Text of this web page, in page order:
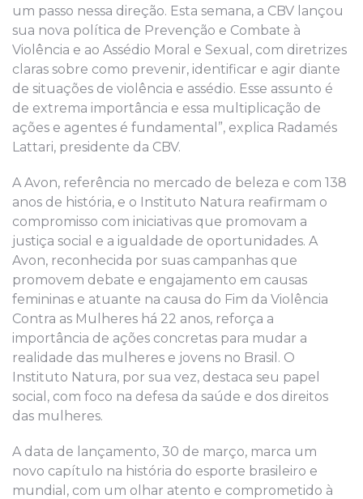
um passo nessa direção. Esta semana, a CBV lançou
sua nova política de Prevenção e Combate à
Violência e ao Assédio Moral e Sexual, com diretrizes
claras sobre como prevenir, identificar e agir diante
de situações de violência e assédio. Esse assunto é
de extrema importância e essa multiplicação de
ações e agentes é fundamental”, explica Radamés
Lattari, presidente da CBV.
A Avon, referência no mercado de beleza e com 138
anos de história, e o Instituto Natura reafirmam o
compromisso com iniciativas que promovam a
justiça social e a igualdade de oportunidades. A
Avon, reconhecida por suas campanhas que
promovem debate e engajamento em causas
femininas e atuante na causa do Fim da Violência
Contra as Mulheres há 22 anos, reforça a
importância de ações concretas para mudar a
realidade das mulheres e jovens no Brasil. O
Instituto Natura, por sua vez, destaca seu papel
social, com foco na defesa da saúde e dos direitos
das mulheres.
A data de lançamento, 30 de março, marca um
novo capítulo na história do esporte brasileiro e
mundial, com um olhar atento e comprometido à